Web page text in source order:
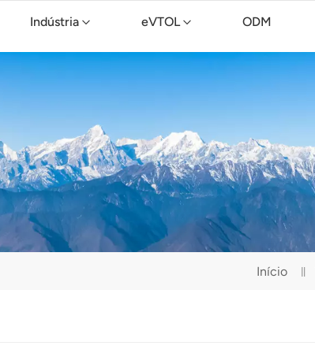
Indústria eVTOL ODM
Início